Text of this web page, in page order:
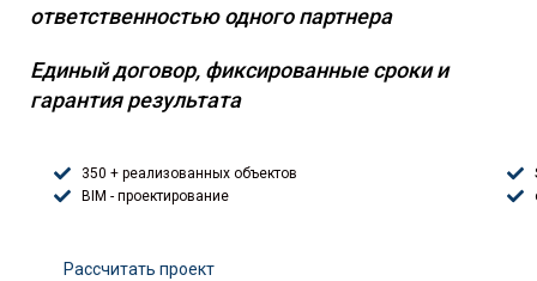
ответственностью одного партнера
Единый договор, фиксированные сроки и
гарантия результата
350 + реализованных объектов
BIM - проектирование
Расcчитать проект